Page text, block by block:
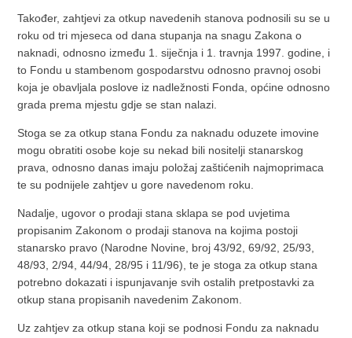
Također, zahtjevi za otkup navedenih stanova podnosili su se u
roku od tri mjeseca od dana stupanja na snagu Zakona o
naknadi, odnosno između 1. siječnja i 1. travnja 1997. godine, i
to Fondu u stambenom gospodarstvu odnosno pravnoj osobi
koja je obavljala poslove iz nadležnosti Fonda, općine odnosno
grada prema mjestu gdje se stan nalazi.
Stoga se za otkup stana Fondu za naknadu oduzete imovine
mogu obratiti osobe koje su nekad bili nositelji stanarskog
prava, odnosno danas imaju položaj zaštićenih najmoprimaca
te su podnijele zahtjev u gore navedenom roku.
Nadalje, ugovor o prodaji stana sklapa se pod uvjetima
propisanim Zakonom o prodaji stanova na kojima postoji
stanarsko pravo (Narodne Novine, broj 43/92, 69/92, 25/93,
48/93, 2/94, 44/94, 28/95 i 11/96), te je stoga za otkup stana
potrebno dokazati i ispunjavanje svih ostalih pretpostavki za
otkup stana propisanih navedenim Zakonom.
Uz zahtjev za otkup stana koji se podnosi Fondu za naknadu